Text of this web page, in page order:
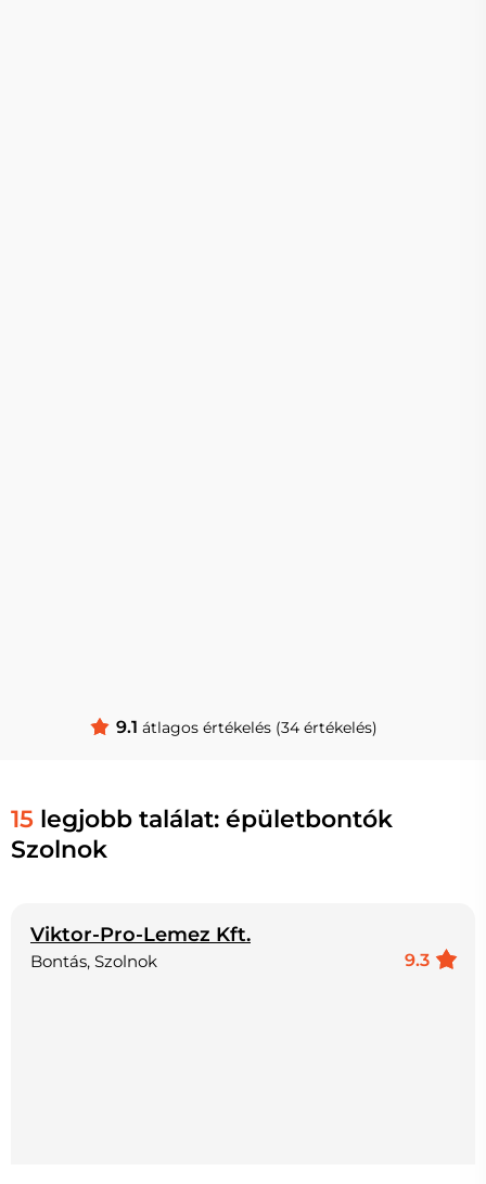
9.1 átlagos értékelés (34 értékelés)
15 legjobb találat: épületbontók
Szolnok
Viktor-Pro-Lemez Kft.
9.3
Bontás, Szolnok